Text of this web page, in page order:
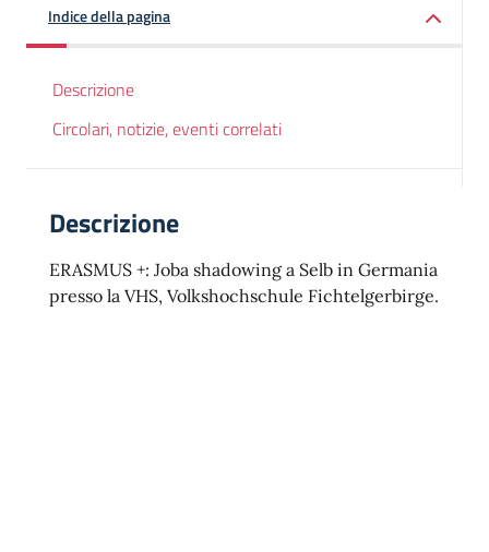
Indice della pagina
Descrizione
Circolari, notizie, eventi correlati
Descrizione
ERASMUS +: Joba shadowing a Selb in Germania
presso la VHS, Volkshochschule Fichtelgerbirge.